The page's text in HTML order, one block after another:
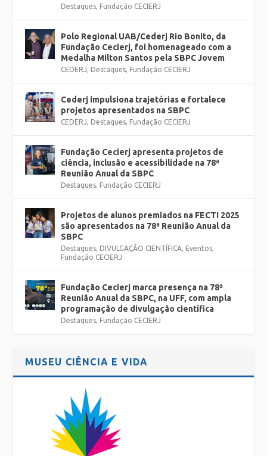
Destaques, Fundação CECIERJ
Polo Regional UAB/Cederj Rio Bonito, da
Fundação Cecierj, foi homenageado com a
Medalha Milton Santos pela SBPC Jovem
CEDERJ, Destaques, Fundação CECIERJ
Cederj impulsiona trajetórias e fortalece
projetos apresentados na SBPC
CEDERJ, Destaques, Fundação CECIERJ
Fundação Cecierj apresenta projetos de
ciência, inclusão e acessibilidade na 78ª
Reunião Anual da SBPC
Destaques, Fundação CECIERJ
Projetos de alunos premiados na FECTI 2025
são apresentados na 78ª Reunião Anual da
SBPC
Destaques, DIVULGAÇÃO CIENTÍFICA, Eventos,
Fundação CECIERJ
Fundação Cecierj marca presença na 78ª
Reunião Anual da SBPC, na UFF, com ampla
programação de divulgação científica
Destaques, Fundação CECIERJ
MUSEU CIÊNCIA E VIDA